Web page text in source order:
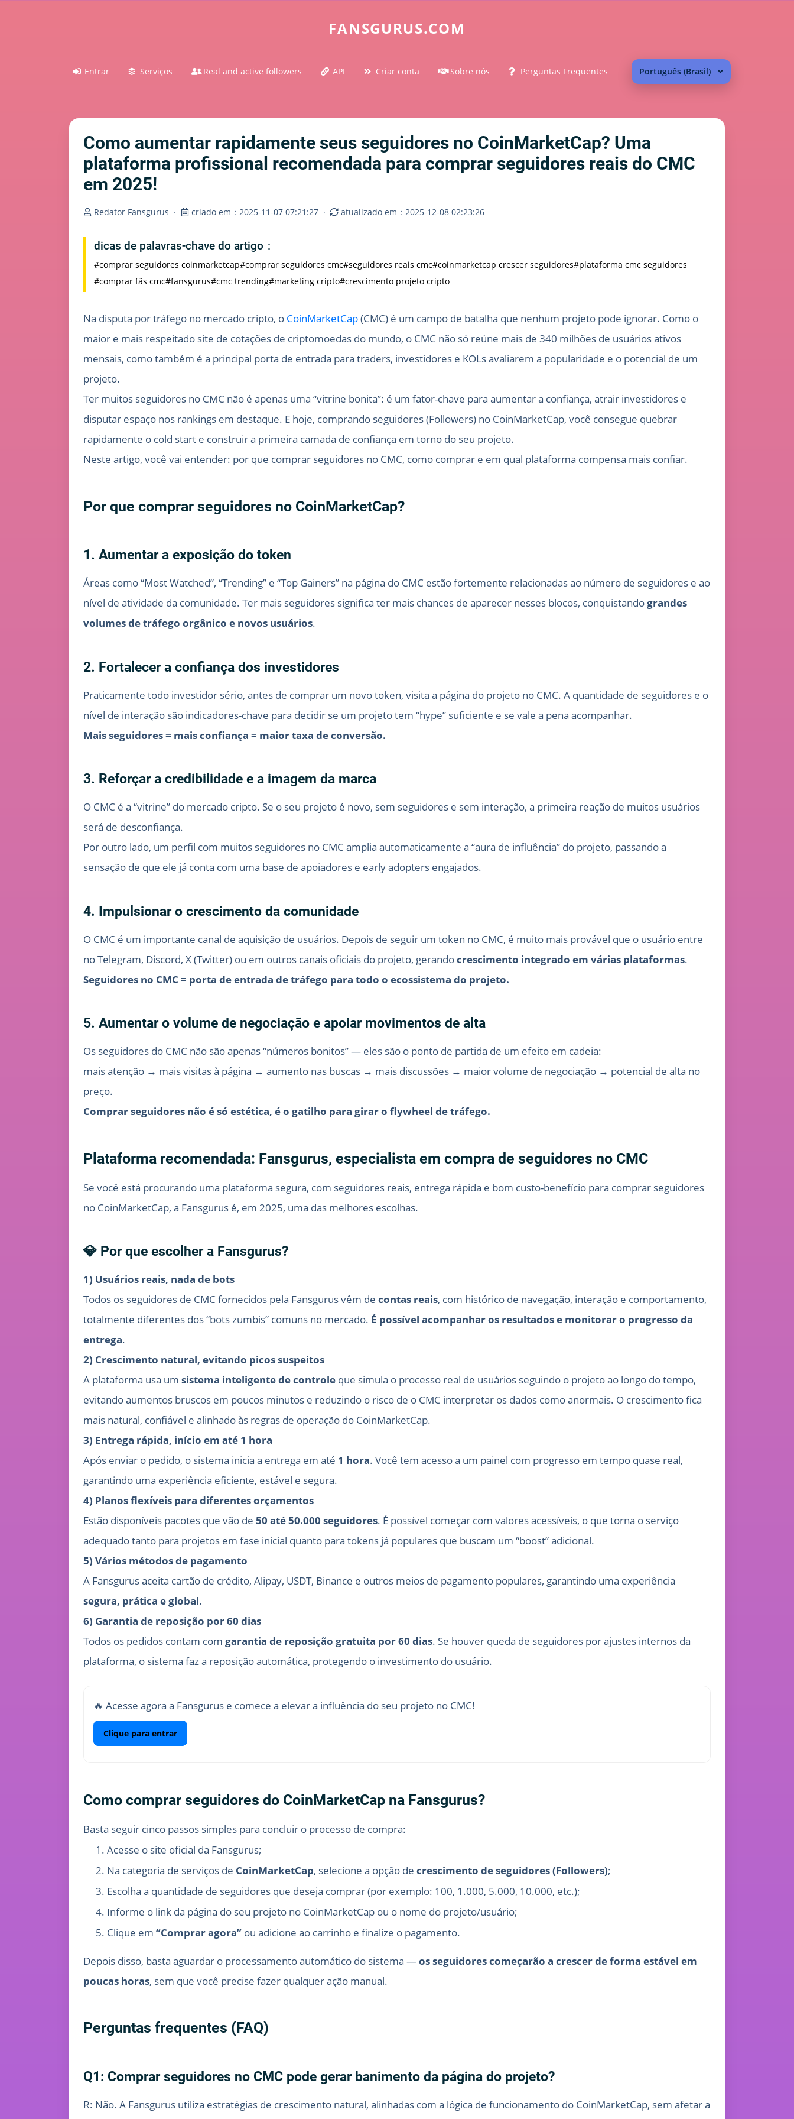
FANSGURUS.COM
Entrar Serviços Real and active followers API Criar conta Sobre nós Perguntas Frequentes Português (Brasil)
Como aumentar rapidamente seus seguidores no CoinMarketCap? Uma
plataforma profissional recomendada para comprar seguidores reais do CMC
em 2025!
Redator Fansgurus · criado em：2025-11-07 07:21:27 · atualizado em：2025-12-08 02:23:26
dicas de palavras-chave do artigo：
#comprar seguidores coinmarketcap#comprar seguidores cmc#seguidores reais cmc#coinmarketcap crescer seguidores#plataforma cmc seguidores
#comprar fãs cmc#fansgurus#cmc trending#marketing cripto#crescimento projeto cripto
Na disputa por tráfego no mercado cripto, o CoinMarketCap(CMC) é um campo de batalha que nenhum projeto pode ignorar. Como o
maior e mais respeitado site de cotações de criptomoedas do mundo, o CMC não só reúne mais de 340 milhões de usuários ativos
mensais, como também é a principal porta de entrada para traders, investidores e KOLs avaliarem a popularidade e o potencial de um
projeto.
Ter muitos seguidores no CMC não é apenas uma “vitrine bonita”: é um fator-chave para aumentar a confiança, atrair investidores e
disputar espaço nos rankings em destaque. E hoje, comprando seguidores (Followers) no CoinMarketCap, você consegue quebrar
rapidamente o cold start e construir a primeira camada de confiança em torno do seu projeto.
Neste artigo, você vai entender: por que comprar seguidores no CMC, como comprar e em qual plataforma compensa mais confiar.
Por que comprar seguidores no CoinMarketCap?
1. Aumentar a exposição do token
Áreas como “Most Watched”, “Trending” e “Top Gainers” na página do CMC estão fortemente relacionadas ao número de seguidores e ao
nível de atividade da comunidade. Ter mais seguidores significa ter mais chances de aparecer nesses blocos, conquistandograndes
volumes de tráfego orgânico e novos usuários.
2. Fortalecer a confiança dos investidores
Praticamente todo investidor sério, antes de comprar um novo token, visita a página do projeto no CMC. A quantidade de seguidores e o
nível de interação são indicadores-chave para decidir se um projeto tem “hype” suficiente e se vale a pena acompanhar.
Mais seguidores = mais confiança = maior taxa de conversão.
3. Reforçar a credibilidade e a imagem da marca
O CMC é a “vitrine” do mercado cripto. Se o seu projeto é novo, sem seguidores e sem interação, a primeira reação de muitos usuários
será de desconfiança.
Por outro lado, um perfil com muitos seguidores no CMC amplia automaticamente a “aura de influência” do projeto, passando a
sensação de que ele já conta com uma base de apoiadores e early adopters engajados.
4. Impulsionar o crescimento da comunidade
O CMC é um importante canal de aquisição de usuários. Depois de seguir um token no CMC, é muito mais provável que o usuário entre
no Telegram, Discord, X (Twitter) ou em outros canais oficiais do projeto, gerandocrescimento integrado em várias plataformas.
Seguidores no CMC = porta de entrada de tráfego para todo o ecossistema do projeto.
5. Aumentar o volume de negociação e apoiar movimentos de alta
Os seguidores do CMC não são apenas “números bonitos” — eles são o ponto de partida de um efeito em cadeia:
mais atenção → mais visitas à página → aumento nas buscas → mais discussões → maior volume de negociação → potencial de alta no
preço.
Comprar seguidores não é só estética, é o gatilho para girar o flywheel de tráfego.
Plataforma recomendada: Fansgurus, especialista em compra de seguidores no CMC
Se você está procurando uma plataforma segura, com seguidores reais, entrega rápida e bom custo-benefício para comprar seguidores
no CoinMarketCap, a Fansgurus é, em 2025, uma das melhores escolhas.
💎 Por que escolher a Fansgurus?
1) Usuários reais, nada de bots
Todos os seguidores de CMC fornecidos pela Fansgurus vêm de contas reais, com histórico de navegação, interação e comportamento,
totalmente diferentes dos “bots zumbis” comuns no mercado. É possível acompanhar os resultados e monitorar o progresso da
entrega.
2) Crescimento natural, evitando picos suspeitos
A plataforma usa um sistema inteligente de controle que simula o processo real de usuários seguindo o projeto ao longo do tempo,
evitando aumentos bruscos em poucos minutos e reduzindo o risco de o CMC interpretar os dados como anormais. O crescimento fica
mais natural, confiável e alinhado às regras de operação do CoinMarketCap.
3) Entrega rápida, início em até 1 hora
Após enviar o pedido, o sistema inicia a entrega em até 1 hora. Você tem acesso a um painel com progresso em tempo quase real,
garantindo uma experiência eficiente, estável e segura.
4) Planos flexíveis para diferentes orçamentos
Estão disponíveis pacotes que vão de 50 até 50.000 seguidores. É possível começar com valores acessíveis, o que torna o serviço
adequado tanto para projetos em fase inicial quanto para tokens já populares que buscam um “boost” adicional.
5) Vários métodos de pagamento
A Fansgurus aceita cartão de crédito, Alipay, USDT, Binance e outros meios de pagamento populares, garantindo uma experiência
segura, prática e global.
6) Garantia de reposição por 60 dias
Todos os pedidos contam com garantia de reposição gratuita por 60 dias. Se houver queda de seguidores por ajustes internos da
plataforma, o sistema faz a reposição automática, protegendo o investimento do usuário.
🔥 Acesse agora a Fansgurus e comece a elevar a influência do seu projeto no CMC!
Clique para entrar
Como comprar seguidores do CoinMarketCap na Fansgurus?
Basta seguir cinco passos simples para concluir o processo de compra:
Acesse o site oficial da Fansgurus;
Na categoria de serviços de CoinMarketCap, selecione a opção de crescimento de seguidores (Followers);
Escolha a quantidade de seguidores que deseja comprar (por exemplo: 100, 1.000, 5.000, 10.000, etc.);
Informe o link da página do seu projeto no CoinMarketCap ou o nome do projeto/usuário;
Clique em “Comprar agora” ou adicione ao carrinho e finalize o pagamento.
Depois disso, basta aguardar o processamento automático do sistema —os seguidores começarão a crescer de forma estável em
poucas horas, sem que você precise fazer qualquer ação manual.
Perguntas frequentes (FAQ)
Q1: Comprar seguidores no CMC pode gerar banimento da página do projeto?
R: Não. A Fansgurus utiliza estratégias de crescimento natural, alinhadas com a lógica de funcionamento do CoinMarketCap, sem afetar a